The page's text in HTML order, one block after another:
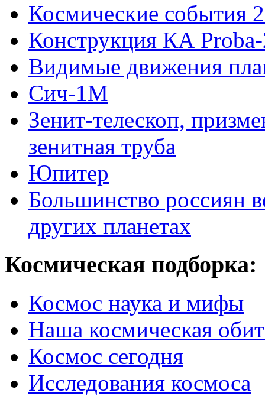
Космические события
Конструкция КА
Видимые движения
Сич-1М
Зенит-телескоп,
зенитная труба
Юпитер
Большинство россиян
других планетах
Космическая подборка:
Космос наука и мифы
Наша космическая
Космос сегодня
Исследования космоса